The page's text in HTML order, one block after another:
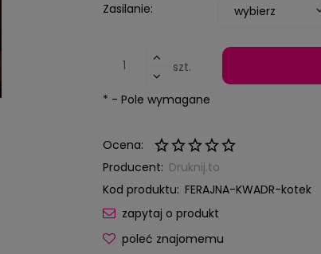
Zasilanie:
szt.
* - Pole wymagane
Ocena:
Producent: Druknij.to
Kod produktu: FERAJNA-KWADR-kotek
zapytaj o produkt
poleć znajomemu